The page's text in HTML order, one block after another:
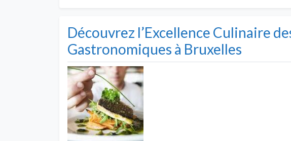
Découvrez l’Excellence Culinaire
Gastronomiques à Bruxelles